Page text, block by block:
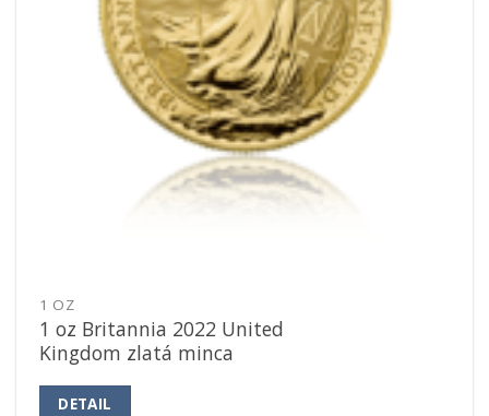
1 OZ
1 oz Britannia 2022 United
Kingdom zlatá minca
DETAIL